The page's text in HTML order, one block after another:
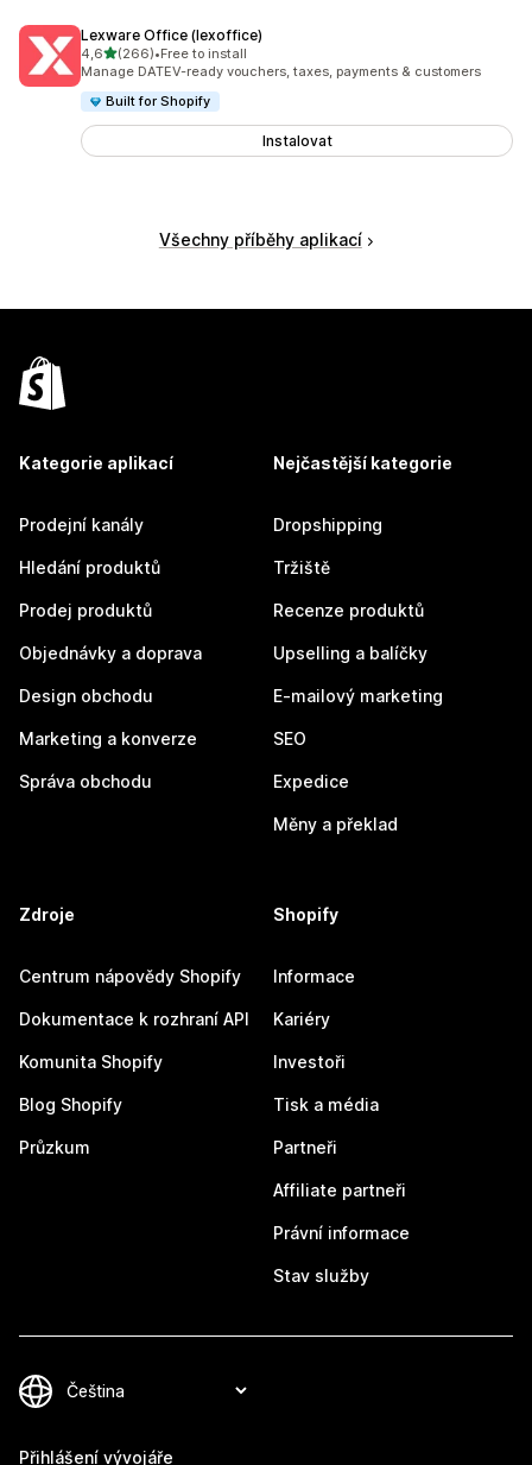
Lexware Office (lexoffice)
4,6z 5 hvězd
(266)
Celkový počet recenzí: 266
•Free to install
Manage DATEV-ready vouchers, taxes, payments & customers
Built for Shopify
Instalovat
Všechny příběhy aplikací
Kategorie aplikací
Prodejní kanály
Hledání produktů
Prodej produktů
Objednávky a doprava
Design obchodu
Marketing a konverze
Správa obchodu
Nejčastější kategorie
Dropshipping
Tržiště
Recenze produktů
Upselling a balíčky
E-mailový marketing
SEO
Expedice
Měny a překlad
Zdroje
Centrum nápovědy Shopify
Dokumentace k rozhraní API
Komunita Shopify
Blog Shopify
Průzkum
Shopify
Informace
Kariéry
Investoři
Tisk a média
Partneři
Affiliate partneři
Právní informace
Stav služby
Přihlášení vývojáře